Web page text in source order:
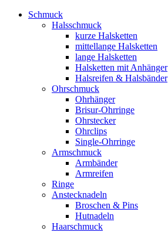
Schmuck
Halsschmuck
kurze Halsketten
mittellange Halsketten
lange Halsketten
Halsketten mit Anhänger
Halsreifen & Halsbänder
Ohrschmuck
Ohrhänger
Brisur-Ohrringe
Ohrstecker
Ohrclips
Single-Ohrringe
Armschmuck
Armbänder
Armreifen
Ringe
Anstecknadeln
Broschen & Pins
Hutnadeln
Haarschmuck